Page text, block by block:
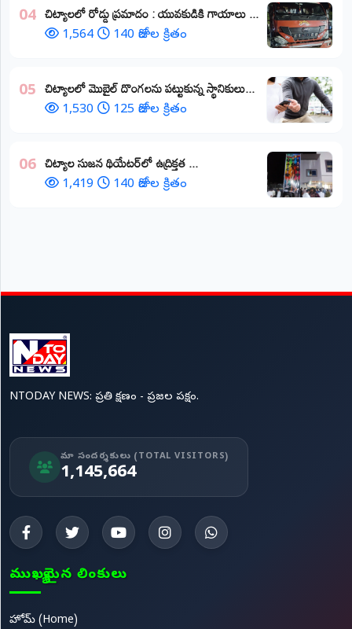
04 చిట్యాలలో రోడ్డు ప్రమాదం : యువకుడికి గాయాలు ​...
1,564 140 రోజుల క్రితం
05 చిట్యాలలో మొబైల్ దొంగలను పట్టుకున్న స్థానికులు...
1,530 125 రోజుల క్రితం
06 చిట్యాల సుజన థియేటర్‌లో ఉద్రిక్తత ...
1,419 140 రోజుల క్రితం
NTODAY NEWS: ప్రతి క్షణం - ప్రజల పక్షం.
మా సందర్శకులు (TOTAL VISITORS)
1,145,664
ముఖ్యమైన లింకులు
హోమ్ (Home)